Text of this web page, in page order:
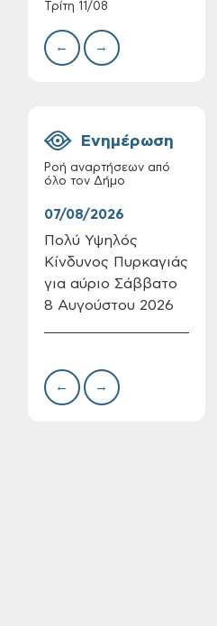
Τακτική συνεδρίαση
Επαναλειτουργία
του συστήματος
SeaTrac στην
Τρίτη 11/08
← →
Ενημέρωση
Ροή αναρτήσεων από
όλο τον Δήμο
07/08/2026
Πολύ Υψηλός
Κίνδυνος Πυρκαγιάς
για αύριο Σάββατο
8 Αυγούστου 2026
← →